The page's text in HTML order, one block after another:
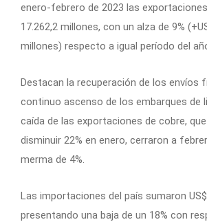
enero-febrero de 2023 las
17.262,2 millones, con un alza de 9%
millones) respecto a igual período del
Destacan la recuperación de los envíos
continuo ascenso de los embarques de
caída de las exportaciones de cobre,
disminuir 22% en enero, cerraron a
merma de 4%.
Las importaciones del país sumaron
presentando una baja de un 18% con